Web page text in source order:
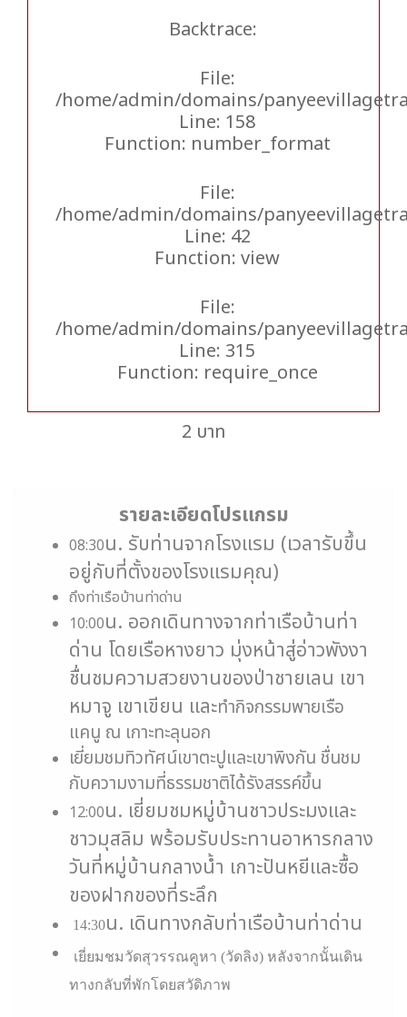
Backtrace:
File:
/home/admin/domains/
Line: 158
Function: number_format
File:
/home/admin/domains/
Line: 42
Function: view
File:
/home/admin/domains/
Line: 315
Function: require_once
2 บาท
รายละเอียดโปรแกรม
08:30น. รับท่านจากโรงแรม (เวลารับขึ้น
อยู่กับที่ตั้งของโรงแรมคุณ)
ถึงท่าเรือบ้านท่าด่าน
10:00น. ออกเดินทางจากท่าเรือบ้านท่า
ด่าน โดยเรือหางยาว มุ่งหน้าสู่อ่าวพังงา
ชื่นชมความสวยงานของป่าชายเลน เขา
หมาจู เขาเขียน และทำกิจกรรมพายเรือ
แคนู ณ เกาะทะลุนอก
เยี่ยมชมทิวทัศน์เขาตะปูและเขาพิงกัน ชื่นชม
กับความงามที่ธรรมชาติได้รังสรรค์ขึ้น
12:00น. เยี่ยมชมหมู่บ้านชาวประมงและ
ชาวมุสลิม พร้อมรับประทานอาหารกลาง
วันที่หมู่บ้านกลางน้ำ เกาะปันหยีและซื้อ
ของฝากของที่ระลึก
14:30น. เดินทางกลับท่าเรือบ้านท่าด่าน
เยี่ยมชมวัดสุวรรณคูหา (วัดลิง) หลังจากนั้นเดิน
ทางกลับที่พักโดยสวัดิภาพ